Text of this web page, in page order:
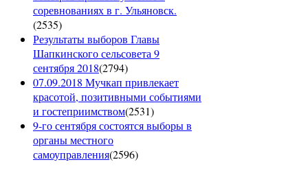
соревнованиях в г. Ульяновск.
(2535)
Результаты выборов Главы
Шапкинского сельсовета 9
сентября 2018(2794)
07.09.2018 Мучкап привлекает
красотой, позитивными событиями
и гостеприимством(2531)
9-го сентября состоятся выборы в
органы местного
самоуправления(2596)